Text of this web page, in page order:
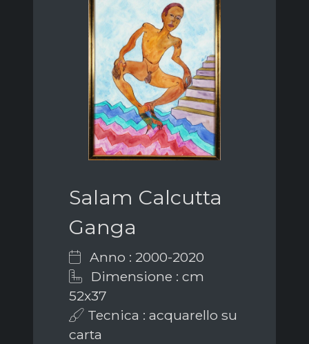
Salam Calcutta
Ganga
Anno : 2000-2020
Dimensione : cm
52x37
Tecnica : acquarello su
carta